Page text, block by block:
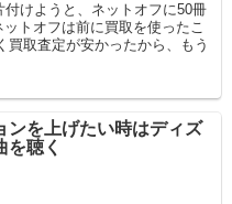
けようと、ネットオフに50冊
トオフは前に買取を使ったこ
買取査定が安かったから、もう
ンを上げたい時はディズ
を聴く